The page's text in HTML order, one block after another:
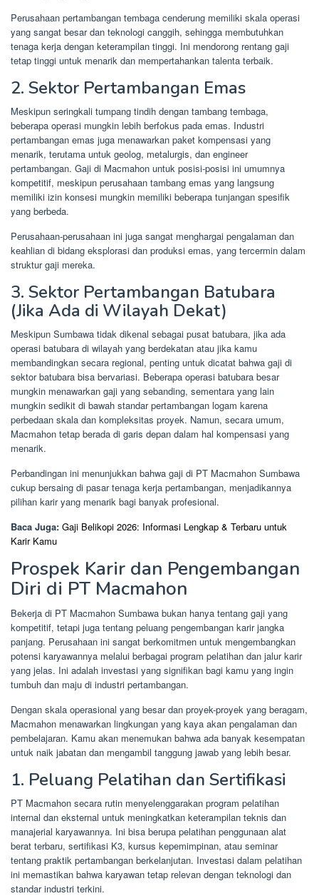
Perusahaan pertambangan tembaga cenderung memiliki skala operasi
yang sangat besar dan teknologi canggih, sehingga membutuhkan
tenaga kerja dengan keterampilan tinggi. Ini mendorong rentang gaji
tetap tinggi untuk menarik dan mempertahankan talenta terbaik.
2. Sektor Pertambangan Emas
Meskipun seringkali tumpang tindih dengan tambang tembaga,
beberapa operasi mungkin lebih berfokus pada emas. Industri
pertambangan emas juga menawarkan paket kompensasi yang
menarik, terutama untuk geolog, metalurgis, dan engineer
pertambangan. Gaji di Macmahon untuk posisi-posisi ini umumnya
kompetitif, meskipun perusahaan tambang emas yang langsung
memiliki izin konsesi mungkin memiliki beberapa tunjangan spesifik
yang berbeda.
Perusahaan-perusahaan ini juga sangat menghargai pengalaman dan
keahlian di bidang eksplorasi dan produksi emas, yang tercermin dalam
struktur gaji mereka.
3. Sektor Pertambangan Batubara
(Jika Ada di Wilayah Dekat)
Meskipun Sumbawa tidak dikenal sebagai pusat batubara, jika ada
operasi batubara di wilayah yang berdekatan atau jika kamu
membandingkan secara regional, penting untuk dicatat bahwa gaji di
sektor batubara bisa bervariasi. Beberapa operasi batubara besar
mungkin menawarkan gaji yang sebanding, sementara yang lain
mungkin sedikit di bawah standar pertambangan logam karena
perbedaan skala dan kompleksitas proyek. Namun, secara umum,
Macmahon tetap berada di garis depan dalam hal kompensasi yang
menarik.
Perbandingan ini menunjukkan bahwa gaji di PT Macmahon Sumbawa
cukup bersaing di pasar tenaga kerja pertambangan, menjadikannya
pilihan karir yang menarik bagi banyak profesional.
Baca Juga: Gaji Belikopi 2026: Informasi Lengkap & Terbaru untuk
Karir Kamu
Prospek Karir dan Pengembangan
Diri di PT Macmahon
Bekerja di PT Macmahon Sumbawa bukan hanya tentang gaji yang
kompetitif, tetapi juga tentang peluang pengembangan karir jangka
panjang. Perusahaan ini sangat berkomitmen untuk mengembangkan
potensi karyawannya melalui berbagai program pelatihan dan jalur karir
yang jelas. Ini adalah investasi yang signifikan bagi kamu yang ingin
tumbuh dan maju di industri pertambangan.
Dengan skala operasional yang besar dan proyek-proyek yang beragam,
Macmahon menawarkan lingkungan yang kaya akan pengalaman dan
pembelajaran. Kamu akan menemukan bahwa ada banyak kesempatan
untuk naik jabatan dan mengambil tanggung jawab yang lebih besar.
1. Peluang Pelatihan dan Sertifikasi
PT Macmahon secara rutin menyelenggarakan program pelatihan
internal dan eksternal untuk meningkatkan keterampilan teknis dan
manajerial karyawannya. Ini bisa berupa pelatihan penggunaan alat
berat terbaru, sertifikasi K3, kursus kepemimpinan, atau seminar
tentang praktik pertambangan berkelanjutan. Investasi dalam pelatihan
ini memastikan bahwa karyawan tetap relevan dengan teknologi dan
standar industri terkini.